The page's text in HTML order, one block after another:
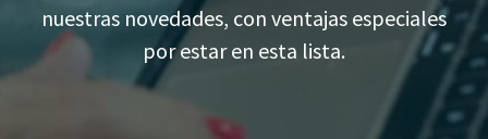
nuestras novedades, con ventajas especiales
por estar en esta lista.